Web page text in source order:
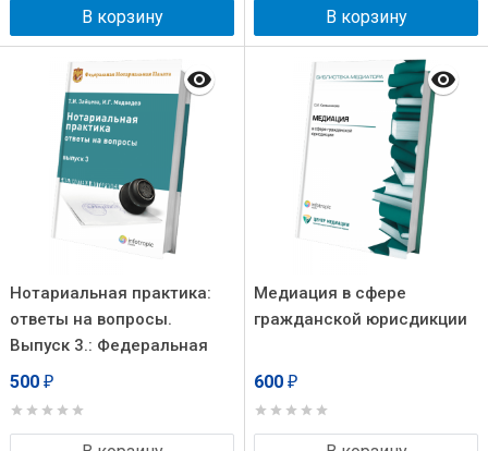
В корзину В корзину
Нотариальная практика:
ответы на вопросы.
Выпуск 3.: Федеральная
нотариальная палата.
500 ₽
Медиация в сфере
гражданской юрисдикции
600 ₽